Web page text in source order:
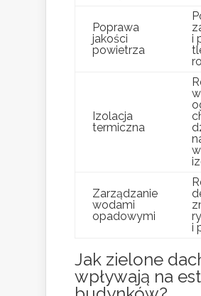
Poprawa
jakości
powietrza
i
Izolacja
termiczna
Zarządzanie
wodami
opadowymi
i
Jak zielone
wpływają na